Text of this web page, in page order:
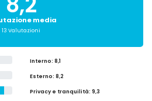
media
13 Valutazioni
Interno: 8,1
Esterno: 8,2
Privacy e tranquilità: 9,3